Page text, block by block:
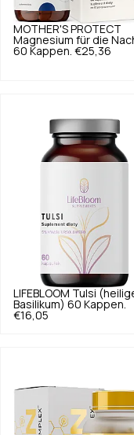
MOTHER'S PROTECT
Magnesium für die
60 Kappen. €25,36
LIFEBLOOM Tulsi
Basilikum) 60 Kappen.
€16,05